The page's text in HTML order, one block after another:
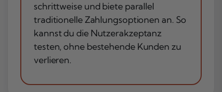
schrittweise und biete parallel
traditionelle Zahlungsoptionen an. So
kannst du die Nutzerakzeptanz
testen, ohne bestehende Kunden zu
verlieren.